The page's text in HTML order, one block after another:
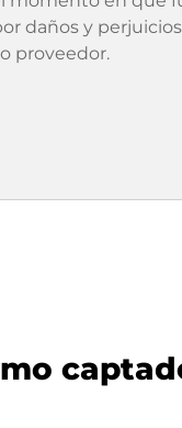
daños y
proveedor.